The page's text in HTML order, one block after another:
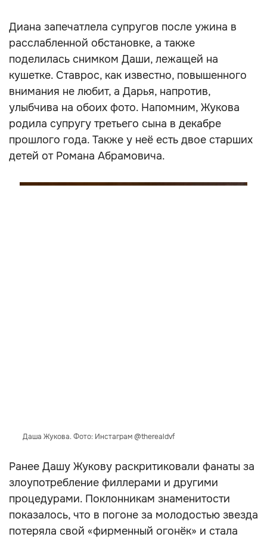
Диана запечатлела супругов после ужина в
расслабленной обстановке, а также
поделилась снимком Даши, лежащей на
кушетке. Ставрос, как известно, повышенного
внимания не любит, а Дарья, напротив,
улыбчива на обоих фото. Напомним, Жукова
родила супругу третьего сына в декабре
прошлого года. Также у неё есть двое старших
детей от Романа Абрамовича.
Даша Жукова. Фото: Инстаграм @therealdvf
Ранее Дашу Жукову раскритиковали фанаты за
злоупотребление филлерами и другими
процедурами. Поклонникам знаменитости
показалось, что в погоне за молодостью звезда
потеряла свой «фирменный огонёк» и стала